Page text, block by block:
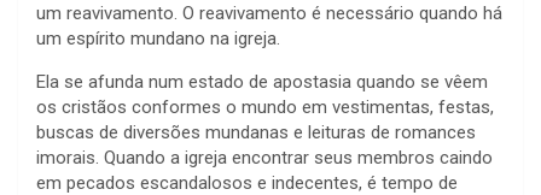
um reavivamento. O reavivamento é necessário quando há
um espírito mundano na igreja.
Ela se afunda num estado de apostasia quando se vêem
os cristãos conformes o mundo em vestimentas, festas,
buscas de diversões mundanas e leituras de romances
imorais. Quando a igreja encontrar seus membros caindo
em pecados escandalosos e indecentes, é tempo de